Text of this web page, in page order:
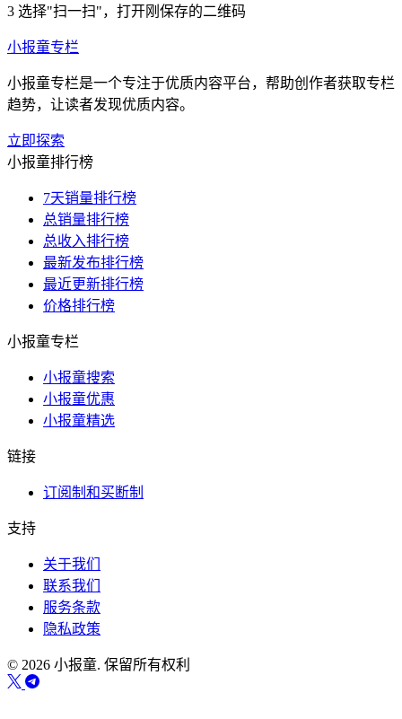
3 选择"扫一扫"，打开刚保存的二维码
小报童专栏
小报童专栏是一个专注于优质内容平台，帮助创作者获取专栏
趋势，让读者发现优质内容。
立即探索
小报童排行榜
7天销量排行榜
总销量排行榜
总收入排行榜
最新发布排行榜
最近更新排行榜
价格排行榜
小报童专栏
小报童搜索
小报童优惠
小报童精选
链接
订阅制和买断制
支持
关于我们
联系我们
服务条款
隐私政策
© 2026 小报童. 保留所有权利